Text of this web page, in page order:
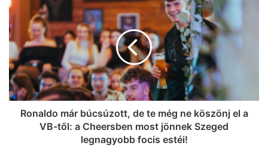
egyre jobban terjed a tűz (frissítve!)
Ronaldo már búcsúzott, de te még ne köszönj el a
VB-től: a Cheersben most jönnek Szeged
legnagyobb focis estéi!